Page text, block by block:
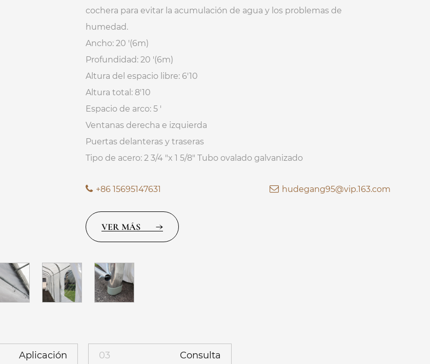
cochera para evitar la acumulación de agua y los problemas de
humedad.
Ancho: 20 '(6m)
Profundidad: 20 '(6m)
Altura del espacio libre: 6'10
Altura total: 8'10
Espacio de arco: 5 '
Ventanas derecha e izquierda
Puertas delanteras y traseras
Tipo de acero: 2 3/4 "x 1 5/8" Tubo ovalado galvanizado
+86 15695147631 hudegang95@vip.163.com
VER MÁS
Aplicación 03 Consulta